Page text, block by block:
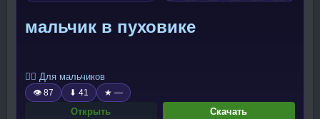
мальчик в пуховике
🧍‍♂️ Для мальчиков
👁 87 ⬇ 41 ★ —
Открыть Скачать